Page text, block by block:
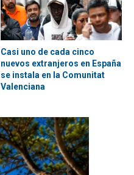
Casi uno de cada cinco
nuevos extranjeros en España
se instala en la Comunitat
Valenciana